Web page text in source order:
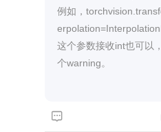
是在哪儿替换
代码
例如，
这个参数接收int也可以
个warning。
